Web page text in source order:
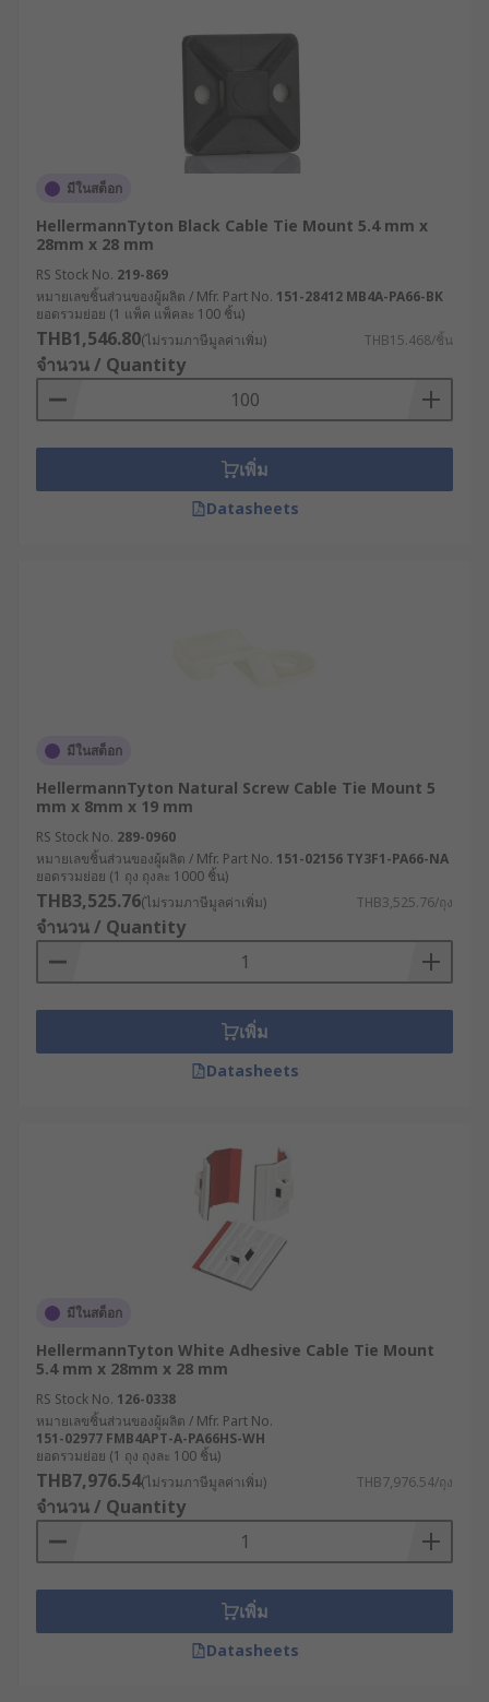
มีในสต็อก
HellermannTyton Black Cable Tie Mount 5.4 mm x
28mm x 28 mm
RS Stock No. 219-869
หมายเลขชิ้นส่วนของผู้ผลิต / Mfr. Part No. 151-28412 MB4A-PA66-BK
ยอดรวมย่อย (1 แพ็ค แพ็คละ 100 ชิ้น)
THB1,546.80(ไม่รวมภาษีมูลค่าเพิ่ม) THB15.468/ชิ้น
จำนวน / Quantity
เพิ่ม
Datasheets
มีในสต็อก
HellermannTyton Natural Screw Cable Tie Mount 5
mm x 8mm x 19 mm
RS Stock No. 289-0960
หมายเลขชิ้นส่วนของผู้ผลิต / Mfr. Part No. 151-02156 TY3F1-PA66-NA
ยอดรวมย่อย (1 ถุง ถุงละ 1000 ชิ้น)
THB3,525.76(ไม่รวมภาษีมูลค่าเพิ่ม) THB3,525.76/ถุง
จำนวน / Quantity
เพิ่ม
Datasheets
มีในสต็อก
HellermannTyton White Adhesive Cable Tie Mount
5.4 mm x 28mm x 28 mm
RS Stock No. 126-0338
หมายเลขชิ้นส่วนของผู้ผลิต / Mfr. Part No.
151-02977 FMB4APT-A-PA66HS-WH
ยอดรวมย่อย (1 ถุง ถุงละ 100 ชิ้น)
THB7,976.54(ไม่รวมภาษีมูลค่าเพิ่ม) THB7,976.54/ถุง
จำนวน / Quantity
เพิ่ม
Datasheets